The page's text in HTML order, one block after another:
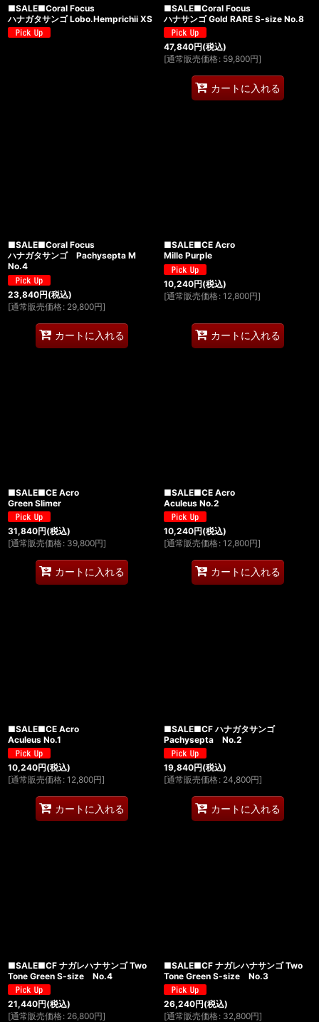
■SALE■Coral Focus
ハナガタサンゴ Lobo.Hemprichii XS
■SALE■Coral Focus
ハナサンゴ Gold RARE S-size No.8
47,840円(税込)
[通常販売価格 : 59,800円]
カートに入れる
■SALE■Coral Focus
ハナガタサンゴ Pachysepta M
No.4
23,840円(税込)
[通常販売価格 : 29,800円]
カートに入れる
■SALE■CE Acro
Mille Purple
10,240円(税込)
[通常販売価格 : 12,800円]
カートに入れる
■SALE■CE Acro
Green Slimer
31,840円(税込)
[通常販売価格 : 39,800円]
カートに入れる
■SALE■CE Acro
Aculeus No.2
10,240円(税込)
[通常販売価格 : 12,800円]
カートに入れる
■SALE■CE Acro
Aculeus No.1
10,240円(税込)
[通常販売価格 : 12,800円]
カートに入れる
■SALE■CF ハナガタサンゴ
Pachysepta No.2
19,840円(税込)
[通常販売価格 : 24,800円]
カートに入れる
■SALE■CF ナガレハナサンゴ Two
Tone Green S-size No.4
21,440円(税込)
[通常販売価格 : 26,800円]
■SALE■CF ナガレハナサンゴ Two
Tone Green S-size No.3
26,240円(税込)
[通常販売価格 : 32,800円]